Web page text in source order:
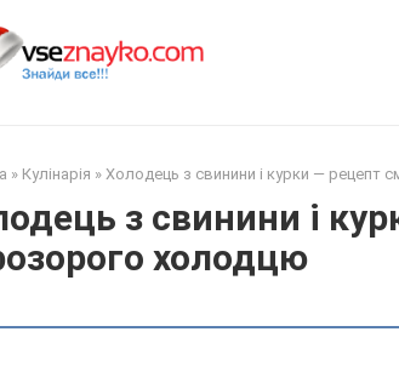
» Кулінарія » Холодець з свинини і курки — рецепт
з свинини і
холодцю